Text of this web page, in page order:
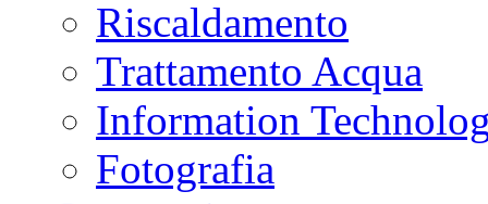
Riscaldamento
Trattamento Acqua
Information
Fotografia